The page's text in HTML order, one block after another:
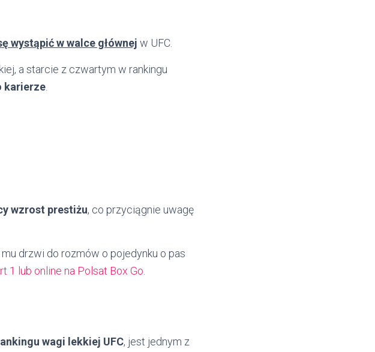
wystąpić w walce głównej w UFC.
a starcie z czwartym w rankingu
karierze
wzrost prestiżu, co przyciągnie uwagę
drzwi do rozmów o pojedynku o pas
1 lub online na Polsat Box Go
wagi lekkiej UFC, jest jednym z